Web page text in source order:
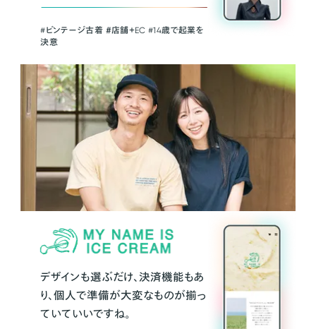
#ビンテージ古着 ＃店舗＋EC #14歳で起業を
決意
デザインも選ぶだけ、決済機能もあ
り、個人で準備が大変なものが揃っ
ていていいですね。